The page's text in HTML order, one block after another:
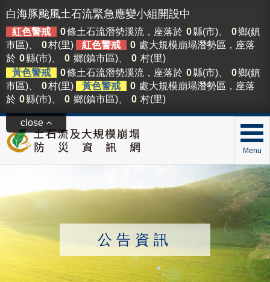
close
白海豚颱風土石流緊急應變小組開設中
紅色警戒 0條土石流潛勢溪流，座落於 0縣(市)、 0鄉(鎮
市區)、
0村(里) 紅色警戒 0 處大規模崩塌潛勢區，座落
於 0縣(市)、 0 鄉(鎮市區)、 0 村(里)
黃色警戒
0條土石流潛勢溪流，座落於 0縣(市)、 0鄉(鎮
市區)、
0村(里) 黃色警戒 0 處大規模崩塌潛勢區，座落
於 0縣(市)、 0 鄉(鎮市區)、 0 村(里)
Menu
公告資訊